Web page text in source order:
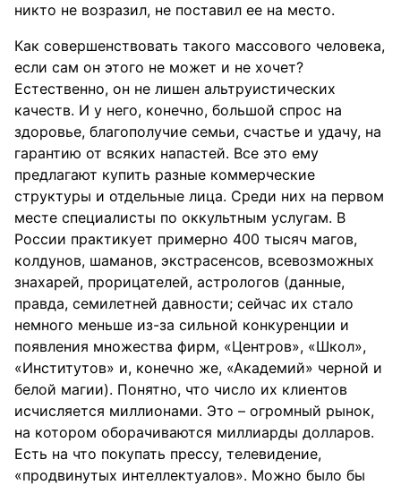
никто не возразил, не поставил ее на место.
Как совершенствовать такого массового человека,
если сам он этого не может и не хочет?
Естественно, он не лишен альтруистических
качеств. И у него, конечно, большой спрос на
здоровье, благополучие семьи, счастье и удачу, на
гарантию от всяких напастей. Все это ему
предлагают купить разные коммерческие
структуры и отдельные лица. Среди них на первом
месте специалисты по оккультным услугам. В
России практикует примерно 400 тысяч магов,
колдунов, шаманов, экстрасенсов, всевозможных
знахарей, прорицателей, астрологов (данные,
правда, семилетней давности; сейчас их стало
немного меньше из-за сильной конкуренции и
появления множества фирм, «Центров», «Школ»,
«Институтов» и, конечно же, «Академий» черной и
белой магии). Понятно, что число их клиентов
исчисляется миллионами. Это – огромный рынок,
на котором оборачиваются миллиарды долларов.
Есть на что покупать прессу, телевидение,
«продвинутых интеллектуалов». Можно было бы